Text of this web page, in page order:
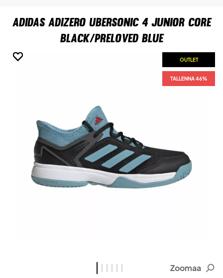
Adidas Adizero Ubersonic 4 Junior Core
Black/Preloved Blue
OUTLET
TALLENNA 46%
OUTLET
TALLENNA 46%
OUTLET
TALLENNA 46%
OUTLET
TALLENNA 46%
OUTLET
TALLENNA 46%
OUTLET
TALLENNA 46%
Zoomaa